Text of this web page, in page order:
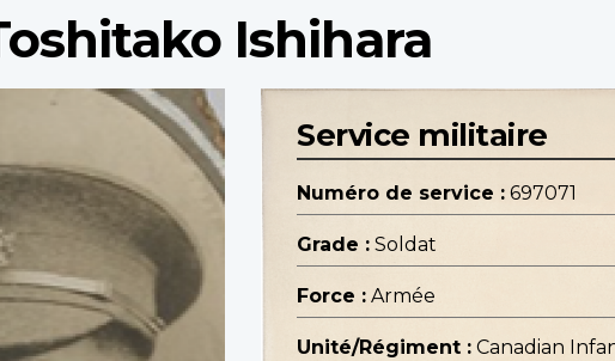
Ishihara
Service militaire
Numéro de service : 697071
Grade : Soldat
Force : Armée
Unité/Régiment : Canadian